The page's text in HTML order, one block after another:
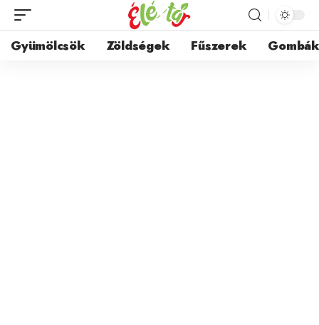
Gyümölcsök Zöldségek Fűszerek Gombák